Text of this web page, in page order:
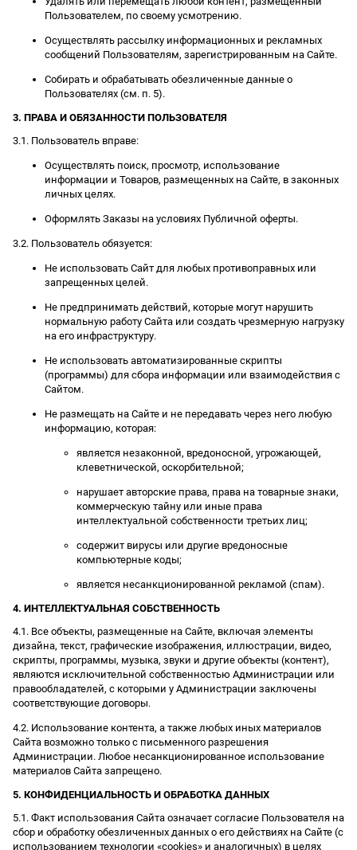
Пользователем, по своему усмотрению.
Осуществлять рассылку информационных и рекламных
сообщений Пользователям, зарегистрированным на Сайте.
Собирать и обрабатывать обезличенные данные о
Пользователях (см. п. 5).
3. ПРАВА И ОБЯЗАННОСТИ ПОЛЬЗОВАТЕЛЯ
3.1. Пользователь вправе:
Осуществлять поиск, просмотр, использование
информации и Товаров, размещенных на Сайте, в законных
личных целях.
Оформлять Заказы на условиях Публичной оферты.
3.2. Пользователь обязуется:
Не использовать Сайт для любых противоправных или
запрещенных целей.
Не предпринимать действий, которые могут нарушить
нормальную работу Сайта или создать чрезмерную нагрузку
на его инфраструктуру.
Не использовать автоматизированные скрипты
(программы) для сбора информации или взаимодействия с
Сайтом.
Не размещать на Сайте и не передавать через него любую
информацию, которая:
является незаконной, вредоносной, угрожающей,
клеветнической, оскорбительной;
нарушает авторские права, права на товарные знаки,
коммерческую тайну или иные права
интеллектуальной собственности третьих лиц;
содержит вирусы или другие вредоносные
компьютерные коды;
является несанкционированной рекламой (спам).
4. ИНТЕЛЛЕКТУАЛЬНАЯ СОБСТВЕННОСТЬ
4.1. Все объекты, размещенные на Сайте, включая элементы
дизайна, текст, графические изображения, иллюстрации, видео,
скрипты, программы, музыка, звуки и другие объекты (контент),
являются исключительной собственностью Администрации или
правообладателей, с которыми у Администрации заключены
соответствующие договоры.
4.2. Использование контента, а также любых иных материалов
Сайта возможно только с письменного разрешения
Администрации. Любое несанкционированное использование
материалов Сайта запрещено.
5. КОНФИДЕНЦИАЛЬНОСТЬ И ОБРАБОТКА ДАННЫХ
5.1. Факт использования Сайта означает согласие Пользователя на
сбор и обработку обезличенных данных о его действиях на Сайте (с
использованием технологии «cookies» и аналогичных) в целях